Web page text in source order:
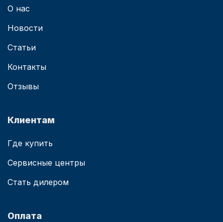
О нас
Новости
Статьи
Контакты
Отзывы
Клиентам
Где купить
Сервисные центры
Стать дилером
Оплата